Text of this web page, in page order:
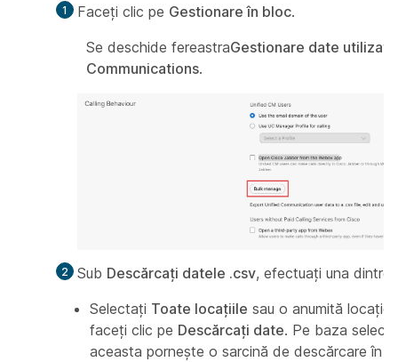
Faceți clic pe Gestionare în bloc.
Se deschide fereastraGestionare date
Communications.
Sub Descărcați datele .csv, efectuați una dintre
Selectați Toate locațiile sau o anumită locație
faceți clic pe Descărcați date. Pe baza
aceasta pornește o sarcină de descărcare în